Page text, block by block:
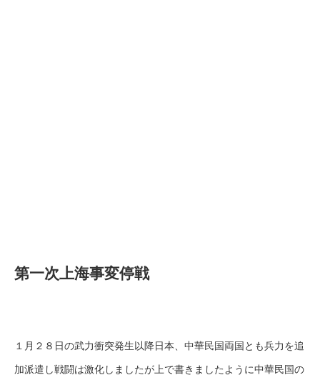
第一次上海事変停戦
１月２８日の武力衝突発生以降日本、中華民国両国とも兵力を追
加派遣し戦闘は激化しましたが上で書きましたように中華民国の